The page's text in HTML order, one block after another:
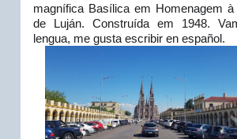
magnífica Basílica em Homenagem
de Luján. Construída em 1948.
lengua, me gusta escribir en español.